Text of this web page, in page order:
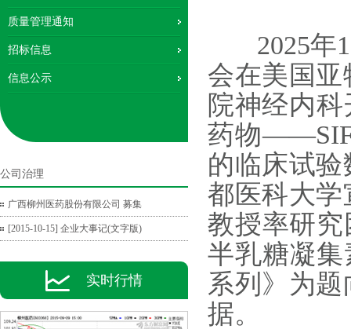
质量管理通知
招标信息
信息公示
公司治理
广西柳州医药股份有限公司 募集
[2015-10-15] 企业大事记(文字版)
实时行情
2025年12
会在美国
院神经内
药物
的临床试
都医科大
教授率研究
半乳糖凝集
系列》为
据。